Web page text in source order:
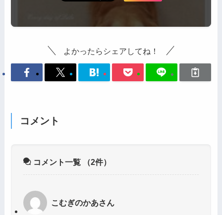
よかったらシェアしてね！
コメント
コメント一覧 （2件）
こむぎのかあさん